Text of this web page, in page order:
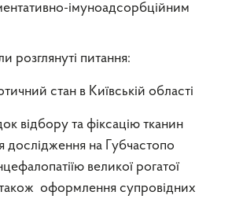
імуноадсорбційним
розглянуті питання:
стан в Київській області
відбору та фіксацію тканин
дослідження на Губчастопо
великої рогатої
оформлення супровідних